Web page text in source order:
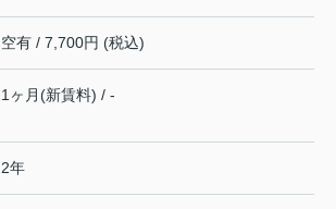
空有 / 7,700円 (税込)
1ヶ月(新賃料) / -
2年